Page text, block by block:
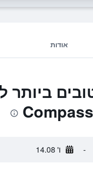
אודות
- ו' 14.08